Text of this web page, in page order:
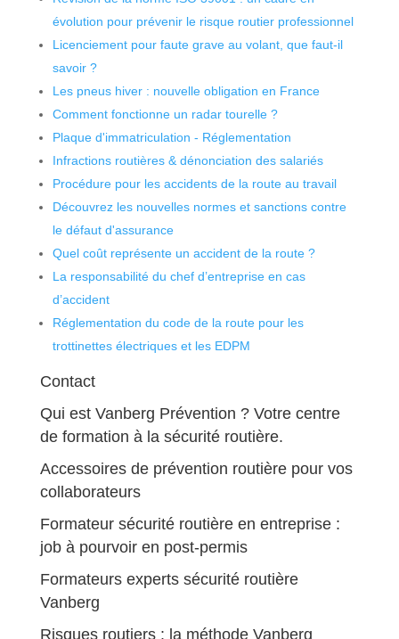
évolution pour prévenir le risque routier professionnel
Licenciement pour faute grave au volant, que faut-il
savoir ?
Les pneus hiver : nouvelle obligation en France
Comment fonctionne un radar tourelle ?
Plaque d'immatriculation - Réglementation
Infractions routières & dénonciation des salariés
Procédure pour les accidents de la route au travail
Découvrez les nouvelles normes et sanctions contre
le défaut d'assurance
Quel coût représente un accident de la route ?
La responsabilité du chef d’entreprise en cas
d’accident
Réglementation du code de la route pour les
trottinettes électriques et les EDPM
Contact
Qui est Vanberg Prévention ? Votre centre
de formation à la sécurité routière.
Accessoires de prévention routière pour vos
collaborateurs
Formateur sécurité routière en entreprise :
job à pourvoir en post-permis
Formateurs experts sécurité routière
Vanberg
Risques routiers : la méthode Vanberg